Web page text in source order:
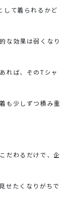
して着られるかど
な効果は弱くなり
れば、そのTシャ
も少しずつ積み重
だわるだけで、企
せたくなりがちで